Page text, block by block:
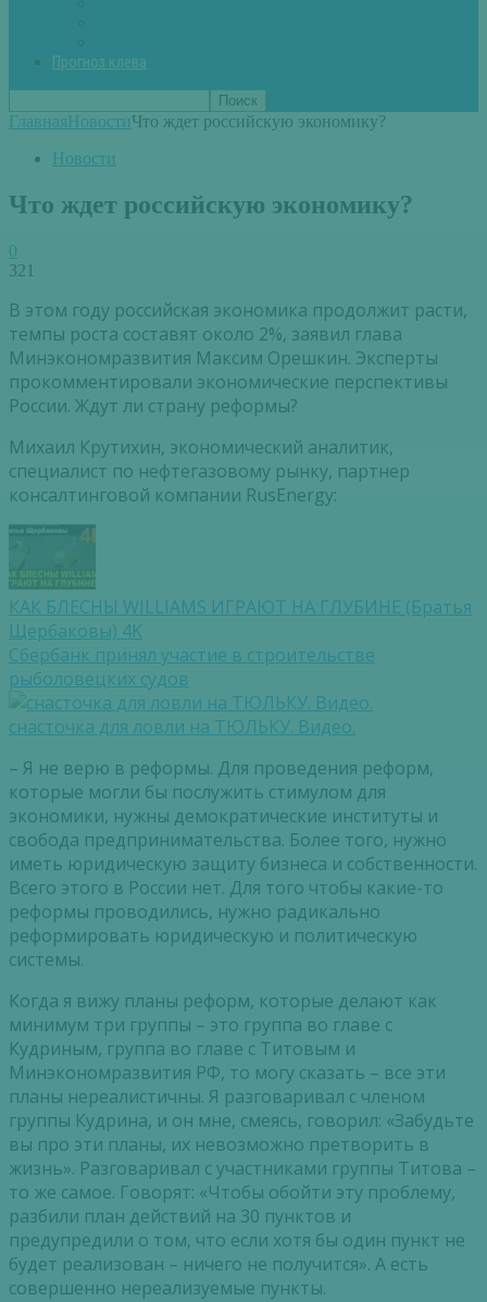
Прогноз клева
ГлавнаяНовостиЧто ждет российскую экономику?
Новости
Что ждет российскую экономику?
0
321
В этом году российская экономика продолжит расти,
темпы роста составят около 2%, заявил глава
Минэкономразвития Максим Орешкин. Эксперты
прокомментировали экономические перспективы
России. Ждут ли страну реформы?
Михаил Крутихин, экономический аналитик,
специалист по нефтегазовому рынку, партнер
консалтинговой компании RusEnergy:
КАК БЛЕСНЫ WILLIAMS ИГРАЮТ НА ГЛУБИНЕ (Братья
Щербаковы) 4K
Сбербанк принял участие в строительстве
рыболовецких судов
снасточка для ловли на ТЮЛЬКУ. Видео.
– Я не верю в реформы. Для проведения реформ,
которые могли бы послужить стимулом для
экономики, нужны демократические институты и
свобода предпринимательства. Более того, нужно
иметь юридическую защиту бизнеса и собственности.
Всего этого в России нет. Для того чтобы какие-то
реформы проводились, нужно радикально
реформировать юридическую и политическую
системы.
Когда я вижу планы реформ, которые делают как
минимум три группы – это группа во главе с
Кудриным, группа во главе с Титовым и
Минэкономразвития РФ, то могу сказать – все эти
планы нереалистичны. Я разговаривал с членом
группы Кудрина, и он мне, смеясь, говорил: «Забудьте
вы про эти планы, их невозможно претворить в
жизнь». Разговаривал с участниками группы Титова –
то же самое. Говорят: «Чтобы обойти эту проблему,
разбили план действий на 30 пунктов и
предупредили о том, что если хотя бы один пункт не
будет реализован – ничего не получится». А есть
совершенно нереализуемые пункты.